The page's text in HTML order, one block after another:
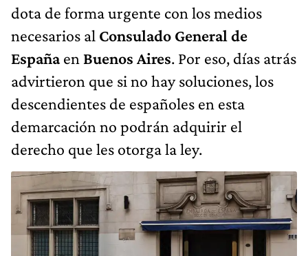
dota de forma urgente con los medios
necesarios al Consulado General de
Españaen Buenos Aires. Por eso, días atrás
advirtieron que si no hay soluciones, los
descendientes de españoles en esta
demarcación no podrán adquirir el
derecho que les otorga la ley.